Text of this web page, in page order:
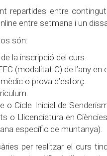
repartides entre
entre setmana i un
són:
la inscripció del curs.
(modalitat C) de l’any en
o prova d’esforç.
o Cicle Inicial de
o Llicenciatura en
específic de muntanya).
per realitzar el curs